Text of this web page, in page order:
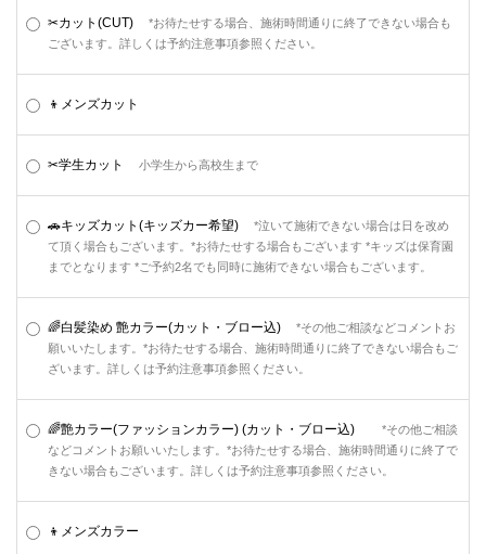
✂カット(CUT)
*お待たせする場合、施術時間通りに終了できない場合も
ございます。詳しくは予約注意事項参照ください。
👦メンズカット
✂学生カット 小学生から高校生まで
🚗キッズカット(キッズカー希望)
*泣いて施術できない場合は日を改め
て頂く場合もございます。*お待たせする場合もございます *キッズは保育園
までとなります *ご予約2名でも同時に施術できない場合もございます。
🌈白髪染め 艶カラー(カット・ブロー込)
*その他ご相談などコメントお
願いいたします。*お待たせする場合、施術時間通りに終了できない場合もご
ざいます。詳しくは予約注意事項参照ください。
🌈艶カラー(ファッションカラー) (カット・ブロー込)
*その他ご相談
などコメントお願いいたします。*お待たせする場合、施術時間通りに終了で
きない場合もございます。詳しくは予約注意事項参照ください。
👦メンズカラー